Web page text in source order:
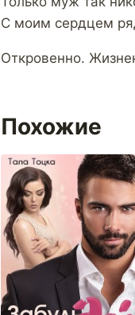
С моим сердцем
Откровенно.
Похожие